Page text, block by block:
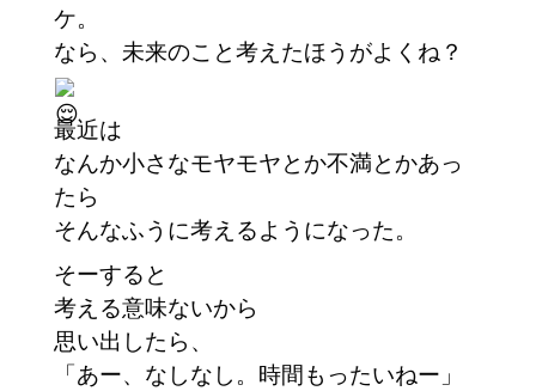
ケ。
なら、未来のこと考えたほうがよくね？
最近は
なんか小さなモヤモヤとか不満とかあっ
たら
そんなふうに考えるようになった。
そーすると
考える意味ないから
思い出したら、
「あー、なしなし。時間もったいねー」